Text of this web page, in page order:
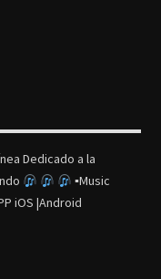
Dedicado a la
▪Music
iOS |Android